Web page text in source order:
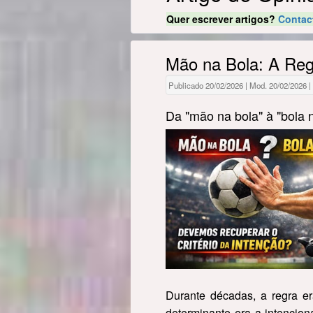
Quer escrever artigos?
Mão na Bola: A
Publicado 20/02/2026 | Mod. 20/02/2026
Da "mão na bola" à "bola
Durante décadas, a regra